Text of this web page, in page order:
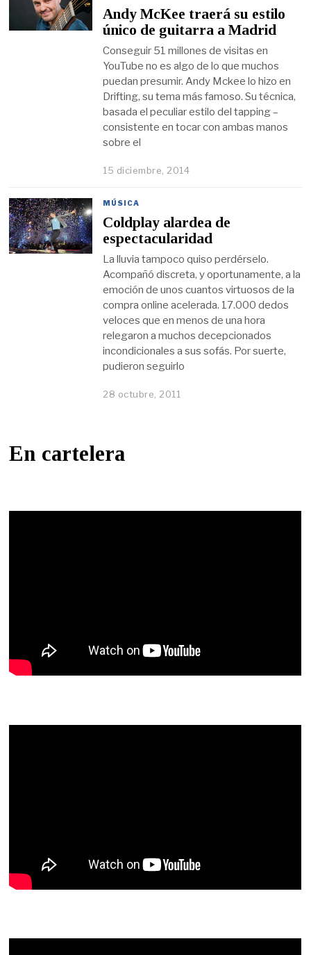
Andy McKee traerá su estilo
único de guitarra a Madrid
Conseguir 51 millones de visitas en
YouTube no es algo de lo que muchos
puedan presumir. Andy Mckee lo hizo en
Drifting, su tema más famoso. Su técnica,
basada el peculiar estilo del tapping –
consistente en tocar con ambas manos
sobre el
15 diciembre, 2014
MÚSICA
Coldplay alardea de
espectacularidad
La lluvia tampoco quiso perdérselo.
Acompañó discreta, y oportunamente, a la
emoción de unos cuantos virtuosos de la
compra online acelerada. 17.000 dedos
veloces que en menos de una hora
relegaron a muchos decepcionados
incondicionales a sus sofás. Por suerte,
pudieron seguirlo
28 octubre, 2011
En cartelera